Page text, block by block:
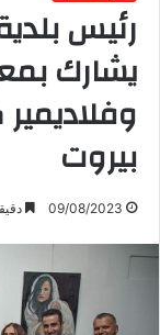
رئيس
يشارك
بيروت
09/08/2023